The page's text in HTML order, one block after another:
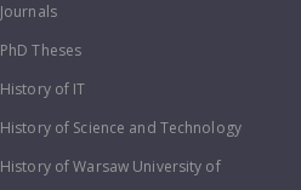
Journals
PhD Theses
History of IT
History of Science and Technology
History of Warsaw University of